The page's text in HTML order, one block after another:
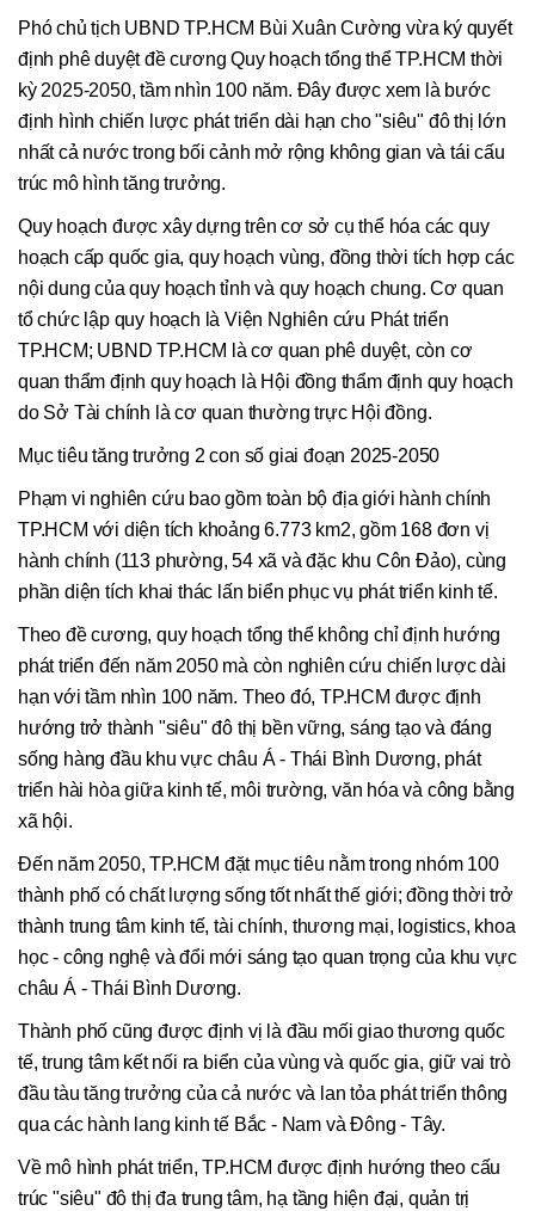
Phó chủ tịch UBND TP.HCM Bùi Xuân Cường vừa ký quyết
định phê duyệt đề cương Quy hoạch tổng thể TP.HCM thời
kỳ 2025-2050, tầm nhìn 100 năm. Đây được xem là bước
định hình chiến lược phát triển dài hạn cho "siêu" đô thị lớn
nhất cả nước trong bối cảnh mở rộng không gian và tái cấu
trúc mô hình tăng trưởng.
Quy hoạch được xây dựng trên cơ sở cụ thể hóa các quy
hoạch cấp quốc gia, quy hoạch vùng, đồng thời tích hợp các
nội dung của quy hoạch tỉnh và quy hoạch chung. Cơ quan
tổ chức lập quy hoạch là Viện Nghiên cứu Phát triển
TP.HCM; UBND TP.HCM là cơ quan phê duyệt, còn cơ
quan thẩm định quy hoạch là Hội đồng thẩm định quy hoạch
do Sở Tài chính là cơ quan thường trực Hội đồng.
Mục tiêu tăng trưởng 2 con số giai đoạn 2025-2050
Phạm vi nghiên cứu bao gồm toàn bộ địa giới hành chính
TP.HCM với diện tích khoảng 6.773 km2, gồm 168 đơn vị
hành chính (113 phường, 54 xã và đặc khu Côn Đảo), cùng
phần diện tích khai thác lấn biển phục vụ phát triển kinh tế.
Theo đề cương, quy hoạch tổng thể không chỉ định hướng
phát triển đến năm 2050 mà còn nghiên cứu chiến lược dài
hạn với tầm nhìn 100 năm. Theo đó, TP.HCM được định
hướng trở thành "siêu" đô thị bền vững, sáng tạo và đáng
sống hàng đầu khu vực châu Á - Thái Bình Dương, phát
triển hài hòa giữa kinh tế, môi trường, văn hóa và công bằng
xã hội.
Đến năm 2050, TP.HCM đặt mục tiêu nằm trong nhóm 100
thành phố có chất lượng sống tốt nhất thế giới; đồng thời trở
thành trung tâm kinh tế, tài chính, thương mại, logistics, khoa
học - công nghệ và đổi mới sáng tạo quan trọng của khu vực
châu Á - Thái Bình Dương.
Thành phố cũng được định vị là đầu mối giao thương quốc
tế, trung tâm kết nối ra biển của vùng và quốc gia, giữ vai trò
đầu tàu tăng trưởng của cả nước và lan tỏa phát triển thông
qua các hành lang kinh tế Bắc - Nam và Đông - Tây.
Về mô hình phát triển, TP.HCM được định hướng theo cấu
trúc "siêu" đô thị đa trung tâm, hạ tầng hiện đại, quản trị